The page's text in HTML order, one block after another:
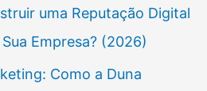
uma Reputação Digital
Empresa? (2026)
Como a Duna